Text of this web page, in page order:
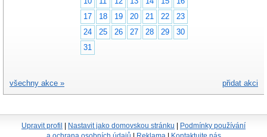
17
18 19 20 21 22
23
24
25 26 27 28 29
30
31
přidat akci
všechny akce »
Upravit profil Nastavit jako domovskou stránku
Podmínky používání